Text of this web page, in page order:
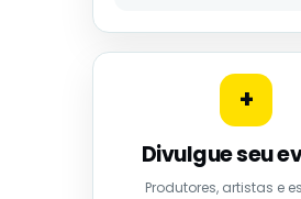
+
Divulgue seu
Produtores, artistas e